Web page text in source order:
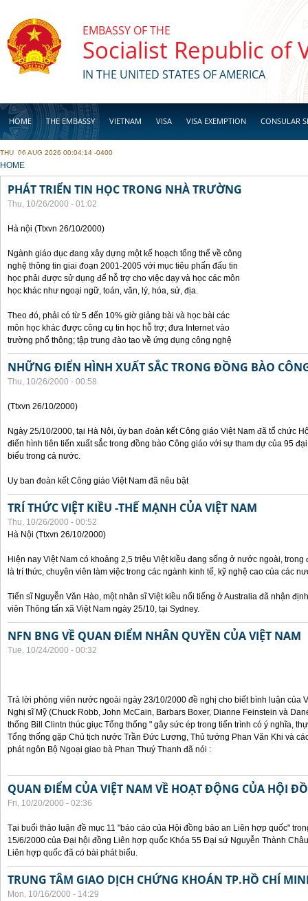
EMBASSY OF THE
Socialist Republic of
IN THE UNITED STATES OF AMERICA
HOME THE EMBASSY VIETNAM VISA VISA EXEMPTION CONSULAR
BUSINESS
THU, 06 AUG 2026 00:04:14 -0400
YOU ARE HERE
HOME
PHÁT TRIỂN TIN HỌC TRONG NHÀ TRƯỜNG
Thu, 10/26/2000 - 01:02
Hà nội (Ttxvn 26/10/2000)
Ngành giáo dục đang xây dựng một kế hoạch tổng thể về công
nghệ thông tin giai đoạn 2001-2005 với mục tiêu phấn đấu tin
học phải được sử dụng để hỗ trợ cho việc dạy và học các môn
học khác như ngoại ngữ, toán, văn, lý, hóa, sử, địa.
Theo đó, phải có từ 5 đến 10% giờ giảng bài và học bài các
môn học khác được công cụ tin học hỗ trợ; đưa Internet vào
trường phổ thông; tập trung đào tạo về ứng dụng công nghệ
NHỮNG ĐIỂN HÌNH XUẤT SẮC TRONG ĐỒNG BÀO
Thu, 10/26/2000 - 00:58
(Ttxvn 26/10/2000)
Ngày 25/10/2000, tại Hà Nội, ủy ban đoàn kết Công giáo Việt Nam đã tổ chức
điển hình tiên tiến xuất sắc trong đồng bào Công giáo với sự tham dự của 95
biểu trong cả nước.
Uy ban đoàn kết Công giáo Việt Nam đã nêu bật
TRÍ THỨC VIỆT KIỀU -THẾ MẠNH CỦA VIỆT NAM
Thu, 10/26/2000 - 00:52
Hà Nội (Ttxvn 26/10/2000)
Hiện nay Việt Nam có khoảng 2,5 triệu Việt kiều đang sống ở nước ngoài,
là trí thức, chuyên viên làm việc trong các ngành kinh tế, kỹ nghệ cao của các
Tiến sĩ Nguyễn Văn Hào, một nhân sĩ Việt kiều nổi tiếng ở Australia đã nhận
viên Thông tấn xã Việt Nam ngày 25/10, tại Sydney.
NFN BNG VỀ QUAN ĐIỂM NHÂN QUYỀN CỦA VIỆT NAM
Tue, 10/24/2000 - 00:32
Trả lời phóng viên nước ngoài ngày 23/10/2000 đề nghị cho biết bình luận của
Nghị sĩ Mỹ (Chuck Robb, John McCain, Barbars Boxer, Dianne Feinstein và
thống Bill Clintn thúc giục Tổng thống " gây sức ép trong tiến trình có ý nghĩa,
Tổng thống gặp Chủ tịch nước Trần Đức Lương, Thủ tướng Phan Văn Khi và
phát ngôn Bộ Ngoại giao bà Phan Thuý Thanh đã nói :
QUAN ĐIỂM CỦA VIỆT NAM VỀ HOẠT ĐỘNG CỦA HỘI
Fri, 10/20/2000 - 02:36
Tại buổi thảo luận đề mục 11 "báo cáo của Hội đồng bảo an Liên hợp quốc"
15/6/2000 của Đại hội đồng Liên hợp quốc Khóa 55 Đại sứ Nguyễn Thành
Liên hợp quốc đã có bài phát biểu.
TRUNG TÂM GIAO DỊCH CHỨNG KHOÁN TP.HỒ CHÍ
Mon, 10/16/2000 - 14:29